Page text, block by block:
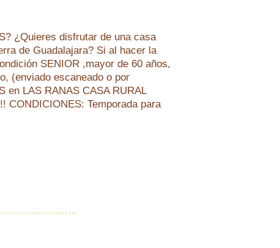
¿Quieres disfrutar de una casa
de Guadalajara? Si al hacer la
SENIOR ,mayor de 60 años,
(enviado escaneado o por
en LAS RANAS CASA RURAL
CONDICIONES: Temporada para